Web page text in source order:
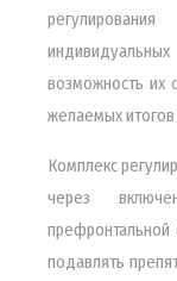
возможность их
желаемых итогов
Комплекс
через
префронтальной
подавлять